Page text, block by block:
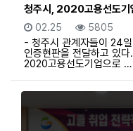
청주시, 2020고용선도
등록일
02.25 조회
5805
- 청주시 관계자들이 24
인증현판을 전달하고 있
2020고용선도기업으로 …